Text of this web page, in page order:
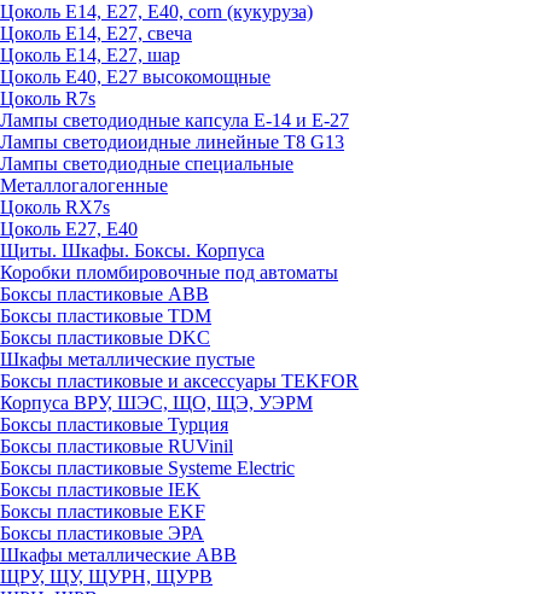
Цоколь Е14, Е27, Е40, corn (кукуруза)
Цоколь Е14, Е27, свеча
Цоколь Е14, Е27, шар
Цоколь Е40, Е27 высокомощные
Цоколь R7s
Лампы светодиодные капсула Е-14 и Е-27
Лампы светодиоидные линейные T8 G13
Лампы светодиодные специальные
Металлогалогенные
Цоколь RX7s
Цоколь Е27, E40
Щиты. Шкафы. Боксы. Корпуса
Коробки пломбировочные под автоматы
Боксы пластиковые ABB
Боксы пластиковые TDM
Боксы пластиковые DKC
Шкафы металлические пустые
Боксы пластиковые и аксессуары TEKFOR
Корпуса ВРУ, ШЭС, ЩО, ЩЭ, УЭРМ
Боксы пластиковые Турция
Боксы пластиковые RUVinil
Боксы пластиковые Systeme Electric
Боксы пластиковые IEK
Боксы пластиковые EKF
Боксы пластиковые ЭРА
Шкафы металлические ABB
ЩРУ, ЩУ, ЩУРН, ЩУРВ